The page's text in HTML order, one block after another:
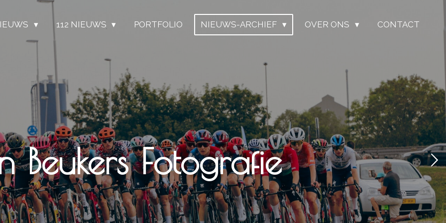
112 NIEUWS PORTFOLIO NIEUWS-ARCHIEF OVER ONS CONTACT
Beukers Fotografie